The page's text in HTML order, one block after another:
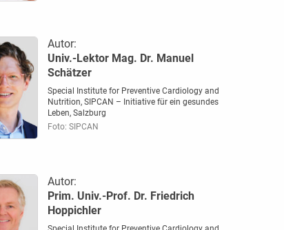
Autor:
Univ.-Lektor Mag. Dr. Manuel
Schätzer
Special Institute for Preventive Cardiology and
Nutrition, SIPCAN – Initiative für ein gesundes
Leben, Salzburg
Foto: SIPCAN
Autor:
Prim. Univ.-Prof. Dr. Friedrich
Hoppichler